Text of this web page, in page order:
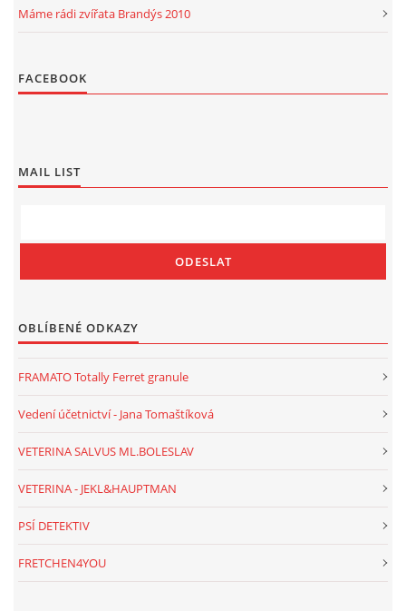
Máme rádi zvířata Brandýs 2010
FACEBOOK
MAIL LIST
OBLÍBENÉ ODKAZY
FRAMATO Totally Ferret granule
Vedení účetnictví - Jana Tomaštíková
VETERINA SALVUS ML.BOLESLAV
VETERINA - JEKL&HAUPTMAN
PSÍ DETEKTIV
FRETCHEN4YOU